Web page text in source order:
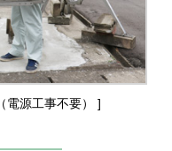
電源工事不要） ]